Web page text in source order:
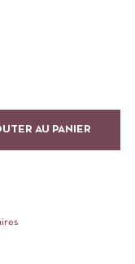
AU PANIER